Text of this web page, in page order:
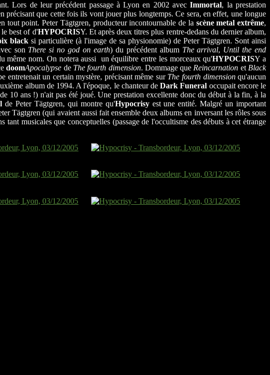
Lors de leur précédent passage à Lyon en 2002 avecImmortal, la prestation
précisant que cette fois ils vont jouer plus longtemps. Ce sera, en effet, une longue
tout point. Peter Tägtgren, producteur incontournable de la scène metal extrême,
best of d'HYPOCRISY. Et après deux titres plus rentre-dedans du dernier album,
black si particulière (à l'image de sa physionomie) de Peter Tägtgren. Sont ainsi
son There si no god on earth) du précédent album The arrival, Until the end
même nom. On notera aussi un équilibre entre les morceaux qu'HYPOCRISY a
doomApocalypse de The fourth dimension. Dommage que Reincarnation et Black
entretenait un certain mystère, précisant même sur The fourth dimensionqu'aucun
album de 1994. A l'époque, le chanteur deDark Funeral occupait encore le
10 ans !) n'ait pas été joué. Une prestation excellente donc du début à la fin, à la
de Peter Tägtgren, qui montre qu'Hypocrisyest une entité. Malgré un important
Tägtgren (qui avaient aussi fait ensemble deux albums en inversant les rôles sous
musicales que conceptuelles (passage de l'occultisme des débuts à cet étrange